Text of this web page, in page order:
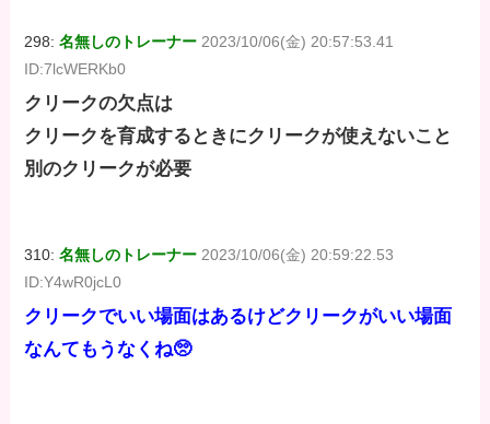
298:名無しのトレーナー 2023/10/06(金) 20:57:53.41
ID:7lcWERKb0
クリークの欠点は
クリークを育成するときにクリークが使えないこと
別のクリークが必要
310:名無しのトレーナー 2023/10/06(金) 20:59:22.53
ID:Y4wR0jcL0
クリークでいい場面はあるけどクリークがいい場面
なんてもうなくね🥺